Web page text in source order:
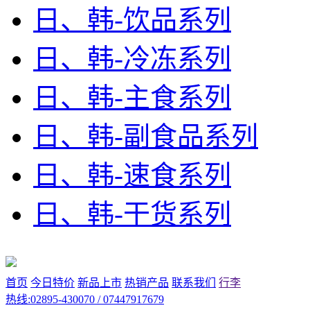
日、韩-饮品系列
日、韩-冷冻系列
日、韩-主食系列
日、韩-副食品系列
日、韩-速食系列
日、韩-干货系列
首页 今日特价 新品上市 热销产品 联系我们
行李
热线:02895-430070 / 07447917679